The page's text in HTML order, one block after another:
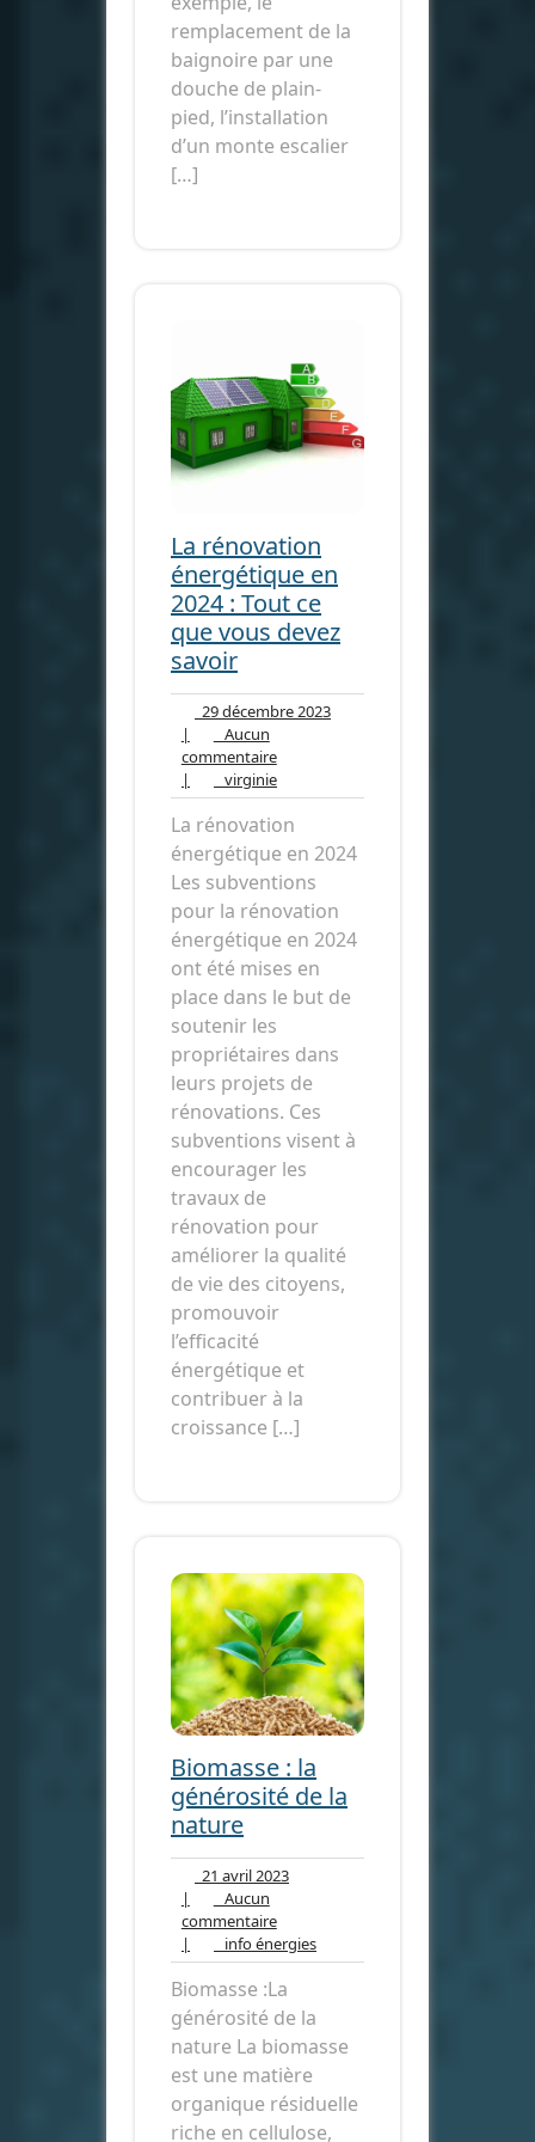
remplacement de la
baignoire par une
douche de plain-
pied, l’installation
d’un monte escalier
[…]
La rénovation
énergétique en
2024 : Tout ce
que vous devez
savoir
29 décembre 202329
|
Aucun
commentaireAucun
commentaire
| virginievirginie
La rénovation
énergétique en 2024
Les subventions
pour la rénovation
énergétique en 2024
ont été mises en
place dans le but de
soutenir les
propriétaires dans
leurs projets de
rénovations. Ces
subventions visent à
encourager les
travaux de
rénovation pour
améliorer la qualité
de vie des citoyens,
promouvoir
l’efficacité
énergétique et
contribuer à la
croissance […]
Biomasse : la
générosité de la
nature
21 avril 202321
|
Aucun
commentaireAucun
commentaire
| info énergiesinfo
énergies
Biomasse :La
générosité de la
nature La biomasse
est une matière
organique résiduelle
riche en cellulose,